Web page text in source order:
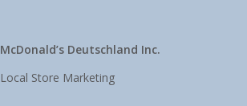
McDonald’s Deutschland Inc.
Local Store Marketing